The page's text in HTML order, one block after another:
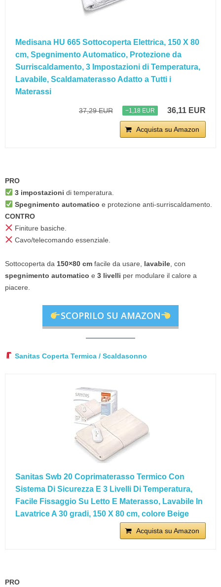
Medisana HU 665 Sottocoperta Elettrica, 150 X 80
cm, Spegnimento Automatico, Protezione da
Surriscaldamento, 3 Impostazioni di Temperatura,
Lavabile, Scaldamaterasso Adatto a Tutti i
Materassi
37,29 EUR −1,18 EUR 36,11 EUR
Acquista su Amazon
PRO
3 impostazioni di temperatura.
Spegnimento automatico e protezione anti-surriscaldamento.
CONTRO
Finiture basiche.
Cavo/telecomando essenziale.
Sottocoperta da 150×80 cm facile da usare, lavabile , con
spegnimento automatico e 3 livelli per modulare il calore a
piacere.
SCOPRILO SU AMAZON
Sanitas Coperta Termica / Scaldasonno
Sanitas Swb 20 Coprimaterasso Termico Con
Sistema Di Sicurezza E 3 Livelli Di Temperatura,
Facile Fissaggio Su Letto E Materasso, Lavabile In
Lavatrice A 30 gradi, 150 X 80 cm, colore Beige
Acquista su Amazon
PRO